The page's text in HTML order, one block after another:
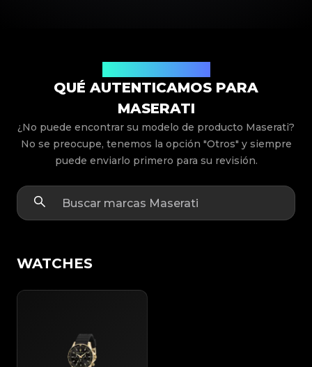
QUÉ AUTENTICAMOS PARA
MASERATI
¿No puede encontrar su modelo de producto Maserati?
No se preocupe, tenemos la opción "Otros" y siempre
puede enviarlo primero para su revisión.
WATCHES